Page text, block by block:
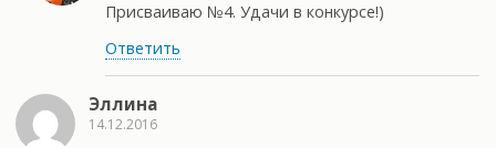
Присваиваю №4. Удачи в конкурсе!)
Ответить
Эллина
14.12.2016